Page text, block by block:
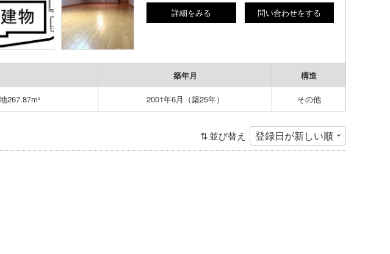
詳細をみる 問い合わせをする
築年月 構造
267.87m² 2001年6月（築25年） その他
並び替え